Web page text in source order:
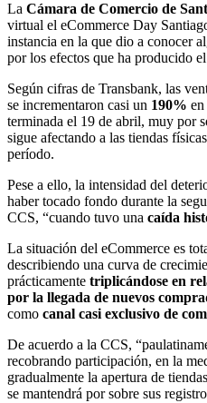
La Cámara de Comercio de
virtual el eCommerce Day
instancia en la que dio a conocer
por los efectos que ha producido el
Según cifras de Transbank, las
se incrementaron casi un 190% en
terminada el 19 de abril, muy por
sigue afectando a las tiendas
período.
Pese a ello, la intensidad del
haber tocado fondo durante la
CCS, “cuando tuvo una caída
La situación del eCommerce es
describiendo una curva de
prácticamente triplicándose en
por la llegada de nuevos
como canal casi exclusivo de
De acuerdo a la CCS,
recobrando participación, en la
gradualmente la apertura de
se mantendrá por sobre sus